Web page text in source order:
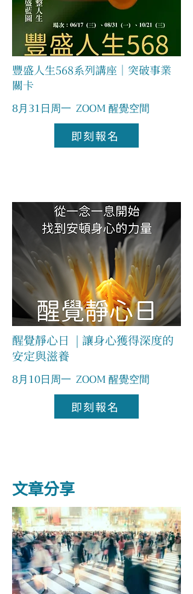
豐盛人生568系列講座｜突破事業
關卡
8月31日周一 ZOOM 醒覺空間
即刻報名
醒覺靜心日 | 讓身心獲得深度的
安定與滋養
8月10日周一 ZOOM 醒覺空間
即刻報名
​文章分享